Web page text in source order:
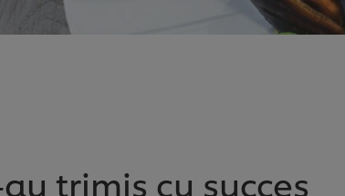
trimis cu succes